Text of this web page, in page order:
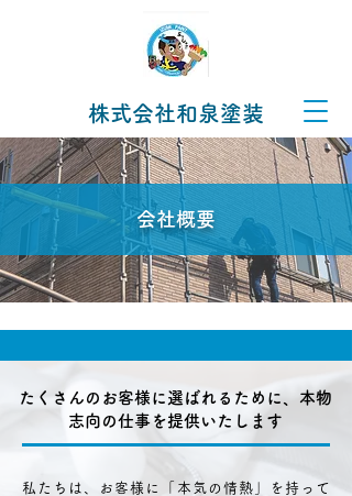
株式会社和泉塗装
会社概要
たくさんのお客様に選ばれるために、本物
志向の仕事を提供いたします
私たちは、お客様に「本気の情熱」を持って